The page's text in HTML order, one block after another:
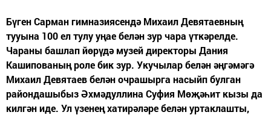
Бүген Сарман гимназиясендә Михаил Девятаевның
тууына 100 ел тулу уңае белән зур чара үткәрелде.
Чараны башлап йөрүдә музей директоры Дания
Кашипованың роле бик зур. Укучылар белән әңгәмәгә
Михаил Девятаев белән очрашырга насыйп булган
райондашыбыз Әхмәдуллина Суфия Мөҗәһит кызы да
килгән иде. Ул үзенең хатирәләре белән уртаклашты,